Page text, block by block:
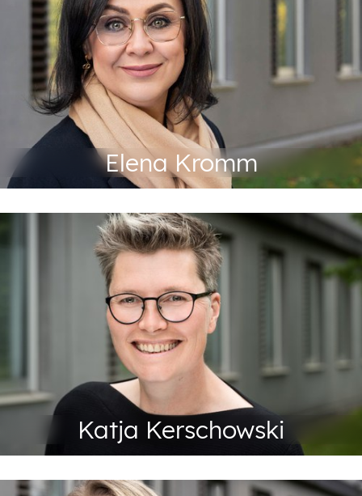
Elena Kromm
+49 201 88-72295
Fax: +49 201 88-72299
kromm@abeg.essen.de
Katja Kerschowski
Abteilungsleitung
Tel:
+49 201 88-72462
Fax: +49 201 88-72299
kerschowski@abeg.essen.de